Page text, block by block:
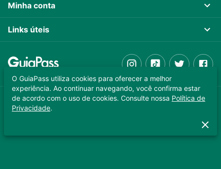
Minha conta
Links úteis
GUIAPASS TECNOLOGIA LTDA. CNPJ 37.989.806/0001-64
Copyright © 2025 - Todos os direitos reservados
O GuiaPass utiliza cookies para oferecer a melhor
experiência. Ao continuar navegando, você confirma estar
de acordo com o uso de cookies. Consulte nossa Política de
Privacidade.